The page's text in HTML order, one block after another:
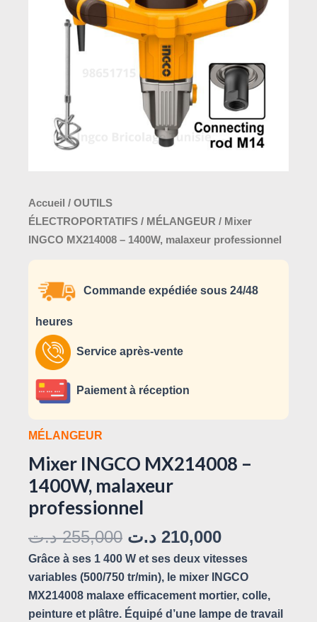
Accueil / OUTILS
ÉLECTROPORTATIFS / MÉLANGEUR / Mixer
INGCO MX214008 – 1400W, malaxeur professionnel
Commande expédiée sous 24/48
heures
Service après-vente
Paiement à réception
MÉLANGEUR
Mixer INGCO MX214008 –
1400W, malaxeur
professionnel
255,000 د.ت 210,000 د.ت
Grâce à ses 1 400 W et ses deux vitesses
variables (500/750 tr/min), le mixer INGCO
MX214008 malaxe efficacement mortier, colle,
peinture et plâtre. Équipé d’une lampe de travail
1400W,